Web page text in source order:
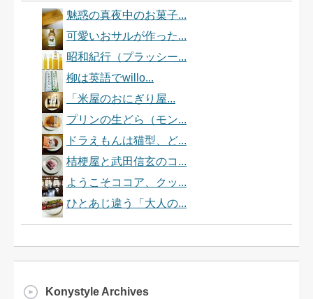
魅惑の真夜中のお菓子...
可愛いおサルが作った...
昭和紀行（プラッシー...
柳は英語でwillo...
「米屋のおにぎり屋...
プリンの生どら（モン...
ドラえもんは猫型、ど...
桔梗屋と武田信玄のコ...
ようこそココア、クッ...
ひとあじ違う「大人の...
Konystyle Archives